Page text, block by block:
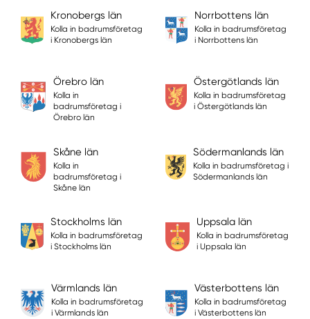
Kronobergs län
Kolla in badrumsföretag
i Kronobergs län
Norrbottens län
Kolla in badrumsföretag
i Norrbottens län
Örebro län
Kolla in
badrumsföretag i
Örebro län
Östergötlands län
Kolla in badrumsföretag
i Östergötlands län
Skåne län
Kolla in
badrumsföretag i
Skåne län
Södermanlands län
Kolla in badrumsföretag i
Södermanlands län
Stockholms län
Kolla in badrumsföretag
i Stockholms län
Uppsala län
Kolla in badrumsföretag
i Uppsala län
Värmlands län
Kolla in badrumsföretag
i Värmlands län
Västerbottens län
Kolla in badrumsföretag
i Västerbottens län